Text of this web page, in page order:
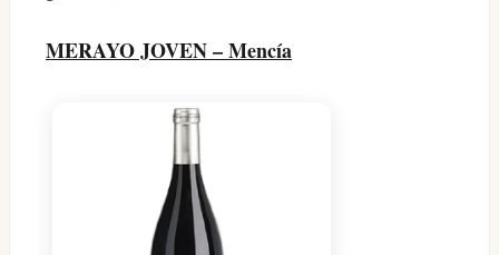
MERAYO JOVEN – Mencía